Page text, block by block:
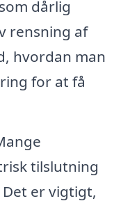
dårlig
rensning af
hvordan man
for at få
tilslutning
er vigtigt,